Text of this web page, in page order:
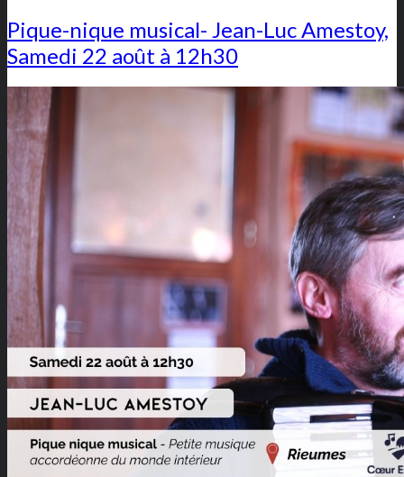
Pique-nique musical- Jean-Luc Amestoy,
Samedi 22 août à 12h30